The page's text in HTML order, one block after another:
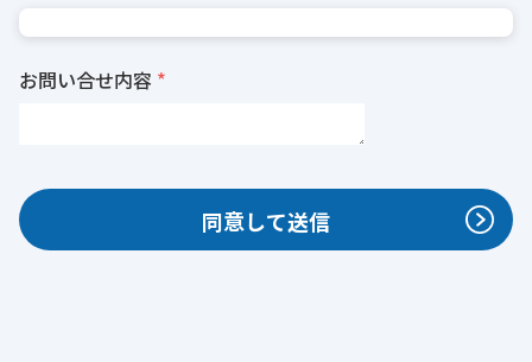
お問い合せ内容